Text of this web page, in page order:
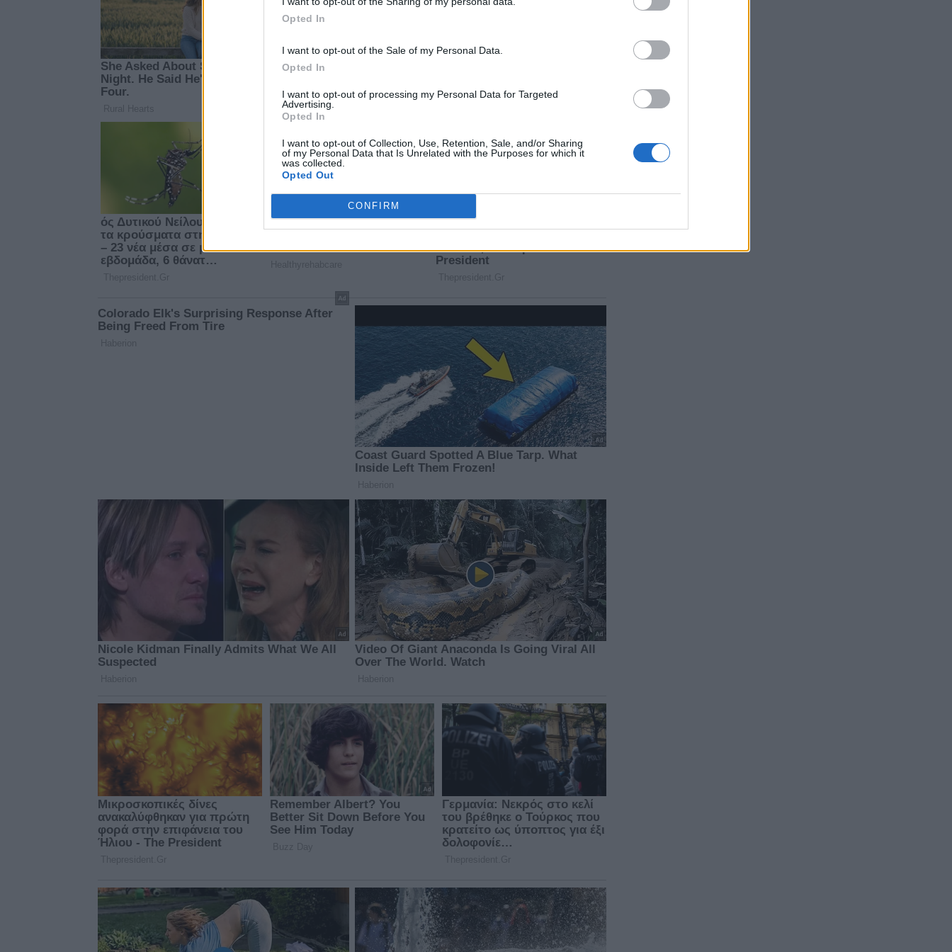
Opted In
I want to opt-out of the Sale of my Personal Data.
Opted In
I want to opt-out of processing my Personal Data for Targeted
Advertising.
Opted In
I want to opt-out of Collection, Use, Retention, Sale, and/or Sharing
of my Personal Data that Is Unrelated with the Purposes for which it
was collected.
Opted Out
CONFIRM